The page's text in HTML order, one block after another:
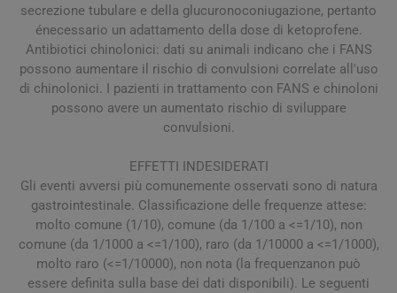
secrezione tubulare e della glucuronoconiugazione, pertanto
énecessario un adattamento della dose di ketoprofene.
Antibiotici chinolonici: dati su animali indicano che i FANS
possono aumentare il rischio di convulsioni correlate all'uso
di chinolonici. I pazienti in trattamento con FANS e chinoloni
possono avere un aumentato rischio di sviluppare
convulsioni.
EFFETTI INDESIDERATI
Gli eventi avversi più comunemente osservati sono di natura
gastrointestinale. Classificazione delle frequenze attese:
molto comune (1/10), comune (da 1/100 a <=1/10), non
comune (da 1/1000 a <=1/100), raro (da 1/10000 a <=1/1000),
molto raro (<=1/10000), non nota (la frequenzanon può
essere definita sulla base dei dati disponibili). Le seguenti